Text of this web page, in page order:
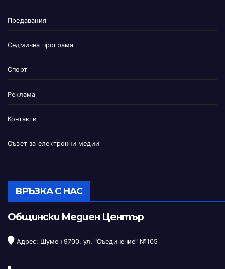
Предавания
Седмична програма
Спорт
Реклама
Контакти
Съвет за електронни медии
ВРЪЗКА С НАС
Общински Медиен Център
Адрес: Шумен 9700, ул. "Съединение" №105